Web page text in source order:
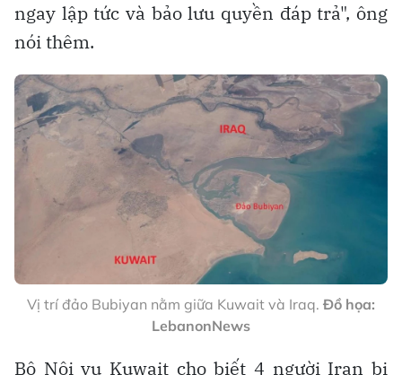
ngay lập tức và bảo lưu quyền đáp trả", ông
nói thêm.
Vị trí đảo Bubiyan nằm giữa Kuwait và Iraq. Đồ họa:
LebanonNews
Bộ Nội vụ Kuwait cho biết 4 người Iran bị